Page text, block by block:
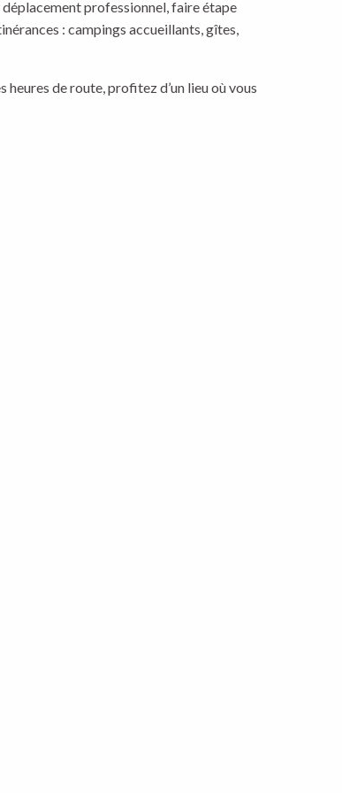
déplacement professionnel, faire étape
: campings accueillants, gîtes,
de route, profitez d’un lieu où vous